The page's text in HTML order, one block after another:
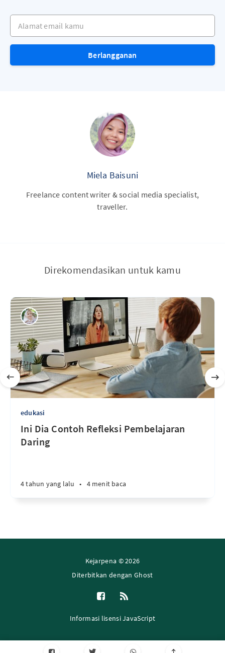
Alamat email kamu
Berlangganan
Miela Baisuni
Freelance content writer & social media specialist,
traveller.
Direkomendasikan untuk kamu
edukasi
Ini Dia Contoh Refleksi Pembelajaran
Daring
4 tahun yang lalu • 4 menit baca
Kejarpena © 2026
Diterbitkan denganGhost
Informasi lisensi JavaScript